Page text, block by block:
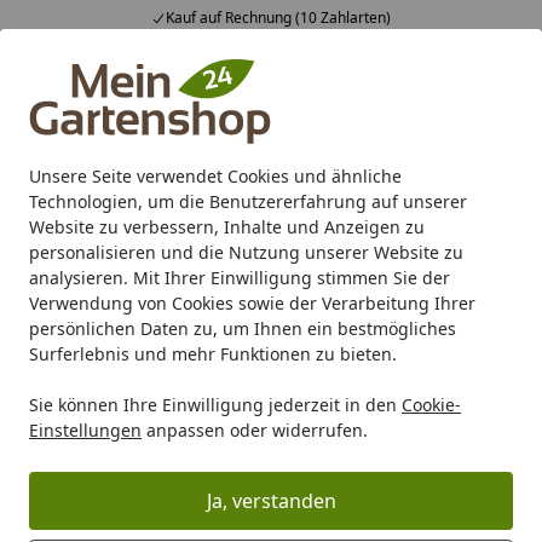
Unsere Seite verwendet Cookies und ähnliche
Technologien, um die Benutzererfahrung auf unserer
Website zu verbessern, Inhalte und Anzeigen zu
personalisieren und die Nutzung unserer Website zu
analysieren. Mit Ihrer Einwilligung stimmen Sie der
Verwendung von Cookies sowie der Verarbeitung Ihrer
persönlichen Daten zu, um Ihnen ein bestmögliches
Surferlebnis und mehr Funktionen zu bieten.
Sie können Ihre Einwilligung jederzeit in den Cookie-
Einstellungen anpassen oder widerrufen.
Ja, verstanden
Alle Produkte
Mein Konto
Suchen
Karibu Pools inkl. gratis Sandfilteranlage & Pool-
Starterset (Gesamtwert bis 468,99€)
Startseite
Zaun Sichtschutz Glas
Glas
Wählen Sie Ihre Wunschkategorie
TraumGarten Serie "Glas Klar"
TraumGarten Serie "Glas Klar"